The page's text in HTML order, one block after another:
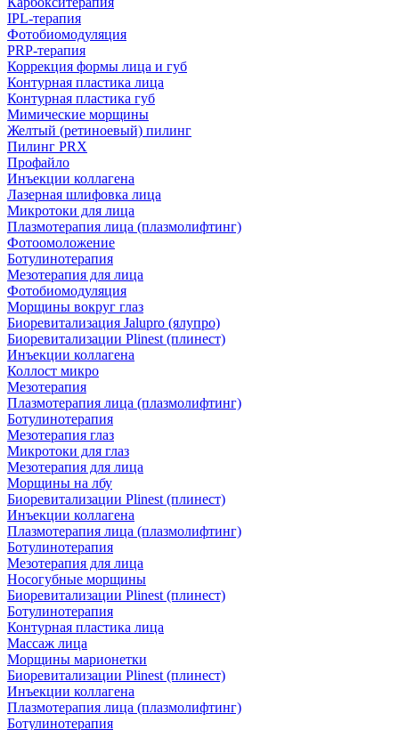
IPL‑терапия
Фотобиомодуляция
PRP-терапия
Коррекция формы лица и губ
Контурная пластика лица
Контурная пластика губ
Мимические морщины
Желтый (ретиноевый) пилинг
Пилинг PRX
Профайло
Инъекции коллагена
Лазерная шлифовка лица
Микротоки для лица
Плазмотерапия лица (плазмолифтинг)
Фотоомоложение
Ботулинотерапия
Мезотерапия для лица
Фотобиомодуляция
Морщины вокруг глаз
Биоревитализация Jalupro (ялупро)
Биоревитализации Plinest (плинест)
Инъекции коллагена
Коллост микро
Мезотерапия
Плазмотерапия лица (плазмолифтинг)
Ботулинотерапия
Мезотерапия глаз
Микротоки для глаз
Мезотерапия для лица
Морщины на лбу
Биоревитализации Plinest (плинест)
Инъекции коллагена
Плазмотерапия лица (плазмолифтинг)
Ботулинотерапия
Мезотерапия для лица
Носогубные морщины
Биоревитализации Plinest (плинест)
Ботулинотерапия
Контурная пластика лица
Массаж лица
Морщины марионетки
Биоревитализации Plinest (плинест)
Инъекции коллагена
Плазмотерапия лица (плазмолифтинг)
Ботулинотерапия